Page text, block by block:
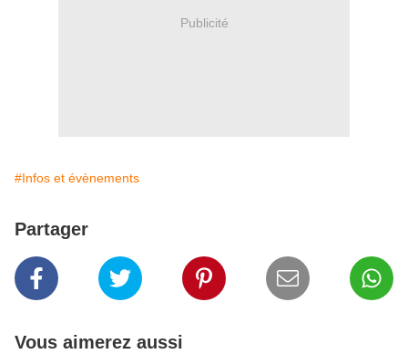
Publicité
#Infos et évènements
Partager
Vous aimerez aussi